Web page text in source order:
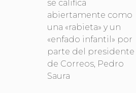
se califica
abiertamente como
una «rabieta» y un
«enfado infantil» por
parte del presidente
de Correos, Pedro
Saura